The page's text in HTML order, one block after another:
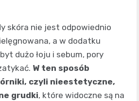
skóra nie jest odpowiednio
a w dodatku
dużo łoju i sebum, pory
W ten sposób
czyli nieestetyczne,
grudki, które widoczne są na